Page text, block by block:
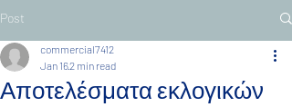
Post
Αποτελέσματα εκλογικών
commercial7412
Jan 162 min read